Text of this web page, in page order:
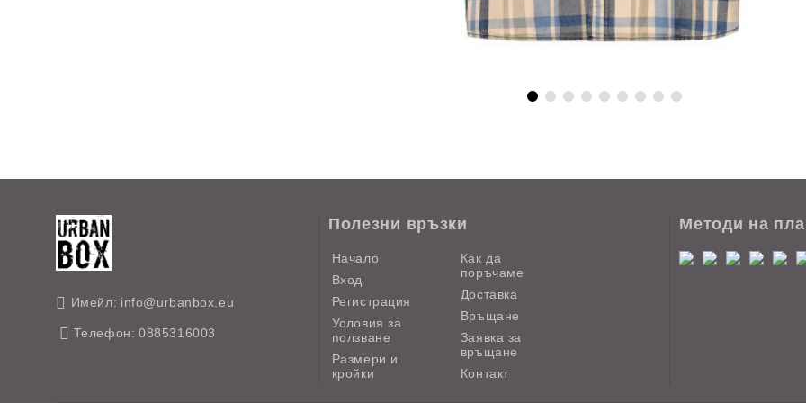
Имейл: info@urbanbox.eu
Телефон: 0885316003
Полезни връзки
Начало
Вход
Регистрация
Условия за
ползване
Размери и
кройки
Как да
поръчаме
Доставка
Връщане
Заявка за
връщане
Контакт
Методи на